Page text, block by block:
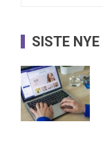
SISTE NYE